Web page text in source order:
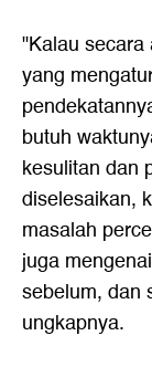
"Kalau
yang
butuh
kesulitan dan
diselesaikan,
masalah
juga
sebelum, dan
ungkapnya.